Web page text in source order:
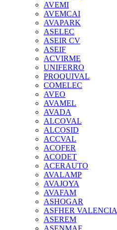
AVEMI
AVEMCAI
AVAPARK
ASELEC
ASEIR CV
ASEIF
ACVIRME
UNIFERRO
PROQUIVAL
COMELEC
AVEO
AVAMEL
AVADA
ALCOVAL
ALCOSID
ACCVAL
ACOFER
ACODET
ACERAUTO
AVALAMP
AVAJOYA
AVAFAM
ASHOGAR
ASFHER VALENCIA
ASEREM
ASENMAF